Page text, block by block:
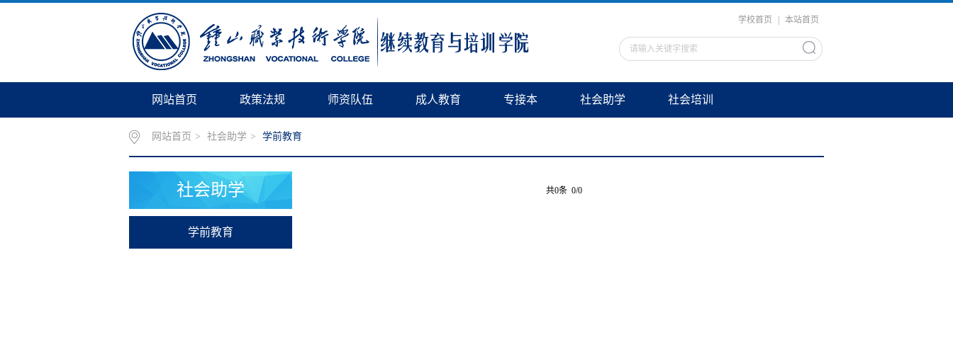
学校首页 本站首页
网站首页 政策法规 师资队伍 成人教育 专接本 社会助学 社会培训
网站首页 > 社会助学 > 学前教育
社会助学
学前教育
共0条 0/0